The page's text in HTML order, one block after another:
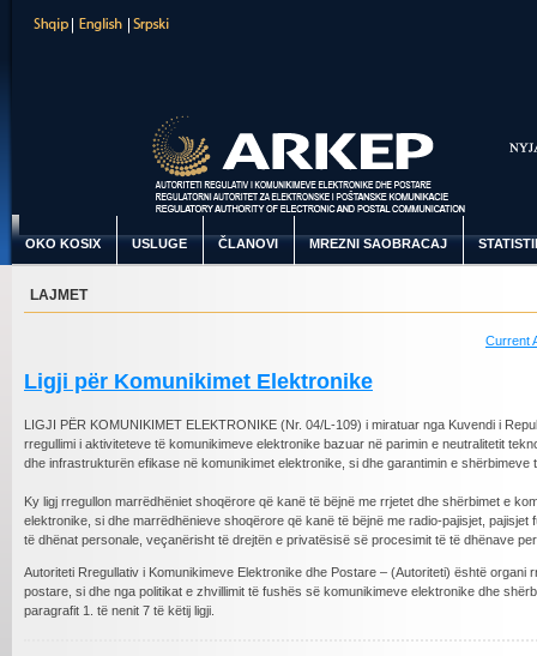
OKO KOSIX USLUGE ČLANOVI MREZNI SAOBRACAJ
LAJMET
Current
Ligji për Komunikimet Elektronike
LIGJI PËR KOMUNIKIMET ELEKTRONIKE (Nr. 04/L-109) i miratuar nga Kuvendi i
rregullimi i aktiviteteve të komunikimeve elektronike bazuar në parimin e neutralitetit
dhe infrastrukturën efikase në komunikimet elektronike, si dhe garantimin e
Ky ligj rregullon marrëdhëniet shoqërore që kanë të bëjnë me rrjetet dhe shërbimet e
elektronike, si dhe marrëdhënieve shoqërore që kanë të bëjnë me radio-pajisjet,
të dhënat personale, veçanërisht të drejtën e privatësisë së procesimit të të dhënave
Autoriteti Rregullativ i Komunikimeve Elektronike dhe Postare – (Autoriteti) është
postare, si dhe nga politikat e zhvillimit të fushës së komunikimeve elektronike dhe
paragrafit 1. të nenit 7 të këtij ligji.